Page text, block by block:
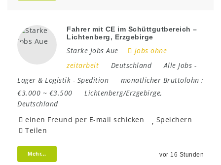
Fahrer mit CE im Schüttgutbereich –
Lichtenberg, Erzgebirge
Starke Jobs Aue
jobs ohne
zeitarbeit
Deutschland Alle Jobs -
Lager & Logistik - Spedition
monatlicher Bruttolohn :
€3.000 ~ €3.500
Lichtenberg/Erzgebirge,
Deutschland
einen Freund per E-mail schicken
Speichern
Teilen
Mehr... vor 16 Stunden